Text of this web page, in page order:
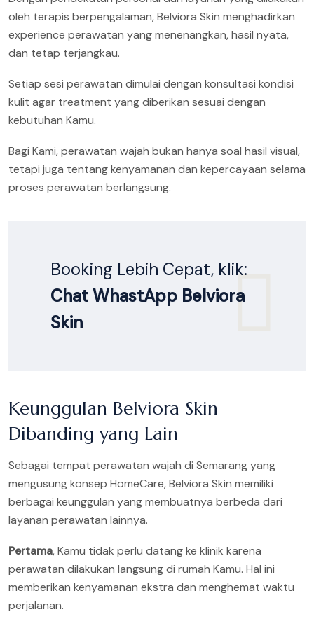
oleh terapis berpengalaman, Belviora Skin menghadirkan
experience perawatan yang menenangkan, hasil nyata,
dan tetap terjangkau.
Setiap sesi perawatan dimulai dengan konsultasi kondisi
kulit agar treatment yang diberikan sesuai dengan
kebutuhan Kamu.
Bagi Kami, perawatan wajah bukan hanya soal hasil visual,
tetapi juga tentang kenyamanan dan kepercayaan selama
proses perawatan berlangsung.
Booking Lebih Cepat, klik:
Chat WhastApp Belviora
Skin
Keunggulan Belviora Skin
Dibanding yang Lain
Sebagai tempat perawatan wajah di Semarang yang
mengusung konsep HomeCare, Belviora Skin memiliki
berbagai keunggulan yang membuatnya berbeda dari
layanan perawatan lainnya.
Pertama, Kamu tidak perlu datang ke klinik karena
perawatan dilakukan langsung di rumah Kamu. Hal ini
memberikan kenyamanan ekstra dan menghemat waktu
perjalanan.